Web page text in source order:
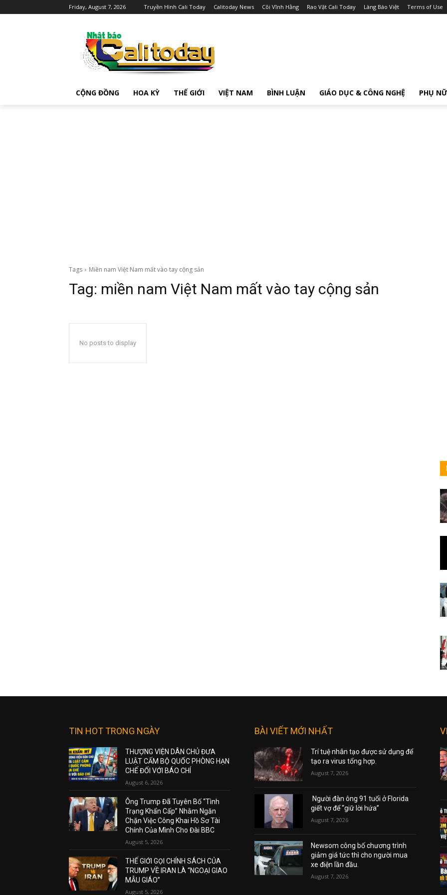
Friday, August 7, 2026 Truyền Hình Cali Today Calitoday News Cõi Vĩnh Hằng Rao Vặt Cali Today Làng Báo Việt Terms of Use
CỘNG ĐỒNG HOA KỲ THẾ GIỚI VIỆT NAM BÌNH LUẬN GIÁO DỤC & CÔNG NGHỆ PHỤ NỮ
Tags Miền nam Việt Nam mất vào tay cộng sản
Tag: miền nam Việt Nam mất vào tay cộng sản
No posts to display
TIN HOT TRONG NGÀY
THƯỢNG VIỆN DÂN CHỦ ĐƯA
LUẬT CẤM BỘ QUỐC PHÒNG HẠN
CHẾ ĐỐI VỚI BÁO CHÍ
August 6, 2026
Ông Trump Đã Tuyên Bố “Tình
Trạng Khẩn Cấp” Nhằm Ngăn
Chặn Việc Công Khai Hồ Sơ Tài
Chính Của Mình Cho Đài BBC
August 5, 2026
THẾ GIỚI GỌI CHÍNH SÁCH CỦA
TRUMP VỀ IRAN LÀ “NGOẠI GIAO
MẪU GIÁO”
August 5, 2026
BÀI VIẾT MỚI NHẤT
Trí tuệ nhân tạo được sử dụng để
tạo ra virus tổng hợp.
August 7, 2026
Người đàn ông 91 tuổi ở Florida
giết vợ để “giữ lời hứa”
August 7, 2026
Newsom công bố chương trình
giảm giá tức thì cho người mua
xe điện lần đầu.
August 7, 2026